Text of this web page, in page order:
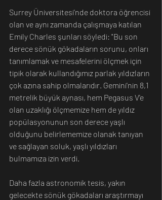
Surrey Üniversitesi'nde doktora öğrencisi
olan ve aynı zamanda çalışmaya katılan
Emily Charles şunları söyledi: "Bu son
derece sönük gökadaların sorunu, onları
tanımlamak ve mesafelerini ölçmek için
tipik olarak kullandığımız parlak yıldızların
çok azına sahip olmalarıdır. Gemini'nin 8,1
metrelik büyük aynası, hem Pegasus V'e
olan uzaklığı ölçmemize hem de yıldız
popülasyonunun son derece yaşlı
olduğunu belirlememize olanak tanıyan
ve sağlayan soluk, yaşlı yıldızları
bulmamıza izin verdi.
Daha fazla astronomik tesis, yakın
gelecekte sönük gökadaları araştırmayı